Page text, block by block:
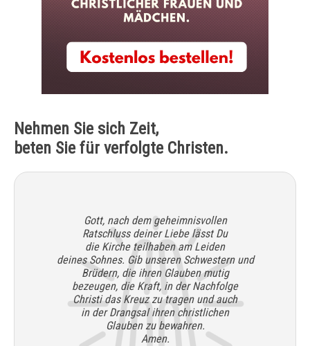
Nehmen Sie sich Zeit,
beten Sie für verfolgte Christen.
Gott, nach dem geheimnisvollen
Ratschluss deiner Liebe lässt Du
die Kirche teilhaben am Leiden
deines Sohnes. Gib unseren Schwestern und
Brüdern, die ihren Glauben mutig
bezeugen, die Kraft, in der Nachfolge
Christi das Kreuz zu tragen und auch
in der Drangsal ihren christlichen
Glauben zu bewahren.
Amen.